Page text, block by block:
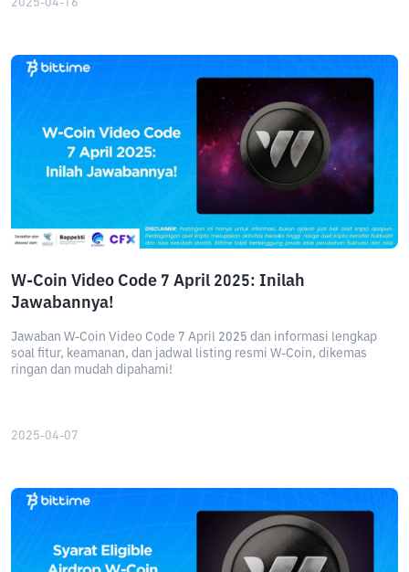
2025-04-16
W-Coin Video Code 7 April 2025: Inilah
Jawabannya!
Jawaban W-Coin Video Code 7 April 2025 dan informasi lengkap
soal fitur, keamanan, dan jadwal listing resmi W-Coin, dikemas
ringan dan mudah dipahami!
2025-04-07